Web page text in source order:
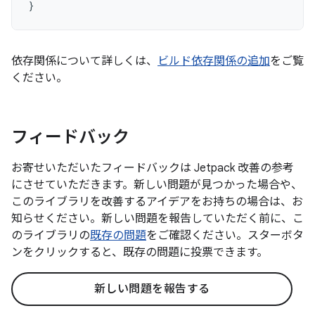
}
依存関係について詳しくは、 ビルド依存関係の追加をご覧
ください。
フィードバック
お寄せいただいたフィードバックは Jetpack 改善の参考
にさせていただきます。新しい問題が見つかった場合や、
このライブラリを改善するアイデアをお持ちの場合は、お
知らせください。新しい問題を報告していただく前に、こ
のライブラリの既存の問題をご確認ください。スターボタ
ンをクリックすると、既存の問題に投票できます。
新しい問題を報告する